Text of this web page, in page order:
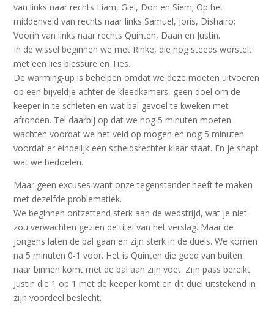
van links naar rechts Liam, Giel, Don en Siem; Op het
middenveld van rechts naar links Samuel, Joris, Dishairo;
Voorin van links naar rechts Quinten, Daan en Justin.
In de wissel beginnen we met Rinke, die nog steeds worstelt
met een lies blessure en Ties.
De warming-up is behelpen omdat we deze moeten uitvoeren
op een bijveldje achter de kleedkamers, geen doel om de
keeper in te schieten en wat bal gevoel te kweken met
afronden. Tel daarbij op dat we nog 5 minuten moeten
wachten voordat we het veld op mogen en nog 5 minuten
voordat er eindelijk een scheidsrechter klaar staat. En je snapt
wat we bedoelen.
Maar geen excuses want onze tegenstander heeft te maken
met dezelfde problematiek.
We beginnen ontzettend sterk aan de wedstrijd, wat je niet
zou verwachten gezien de titel van het verslag. Maar de
jongens laten de bal gaan en zijn sterk in de duels. We komen
na 5 minuten 0-1 voor. Het is Quinten die goed van buiten
naar binnen komt met de bal aan zijn voet. Zijn pass bereikt
Justin die 1 op 1 met de keeper komt en dit duel uitstekend in
zijn voordeel beslecht.